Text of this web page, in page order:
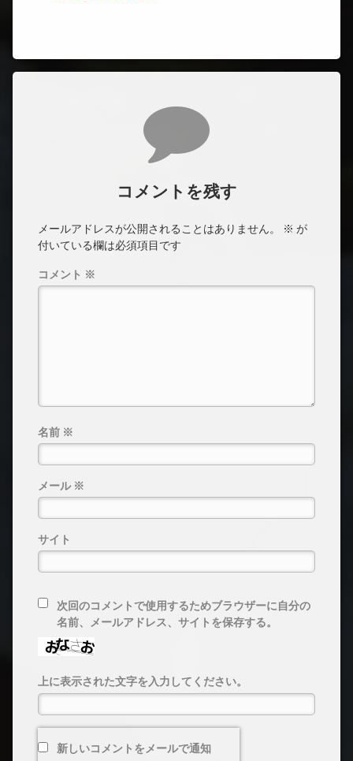
コメントを残す
メールアドレスが公開されることはありません。 ※ が
付いている欄は必須項目です
コメント ※
名前 ※
メール ※
サイト
次回のコメントで使用するためブラウザーに自分の
名前、メールアドレス、サイトを保存する。
上に表示された文字を入力してください。
新しいコメントをメールで通知